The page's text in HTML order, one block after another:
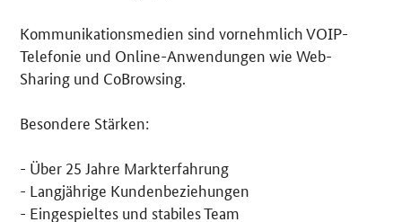
Kommunikationsmedien sind vornehmlich VOIP-
Telefonie und Online-Anwendungen wie Web-
Sharing und CoBrowsing.
Besondere Stärken:
- Über 25 Jahre Markterfahrung
- Langjährige Kundenbeziehungen
- Eingespieltes und stabiles Team